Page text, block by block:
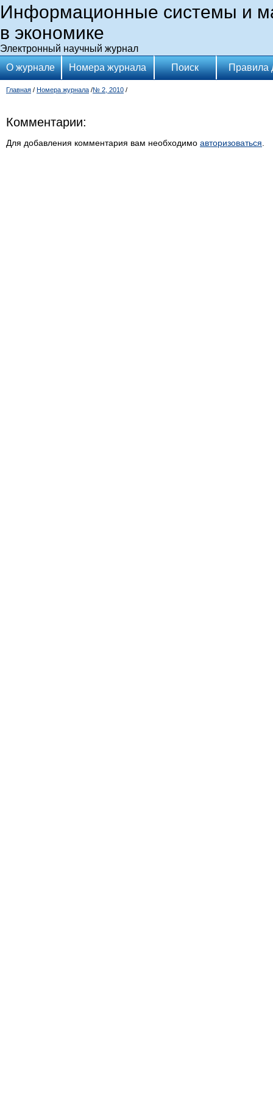
Информационные системы и
в экономике
Электронный научный журнал
О журнале
Номера журнала Поиск Правила
Главная / Номера журнала /№ 2, 2010 /
Комментарии:
Для добавления комментария вам необходимо авторизоваться